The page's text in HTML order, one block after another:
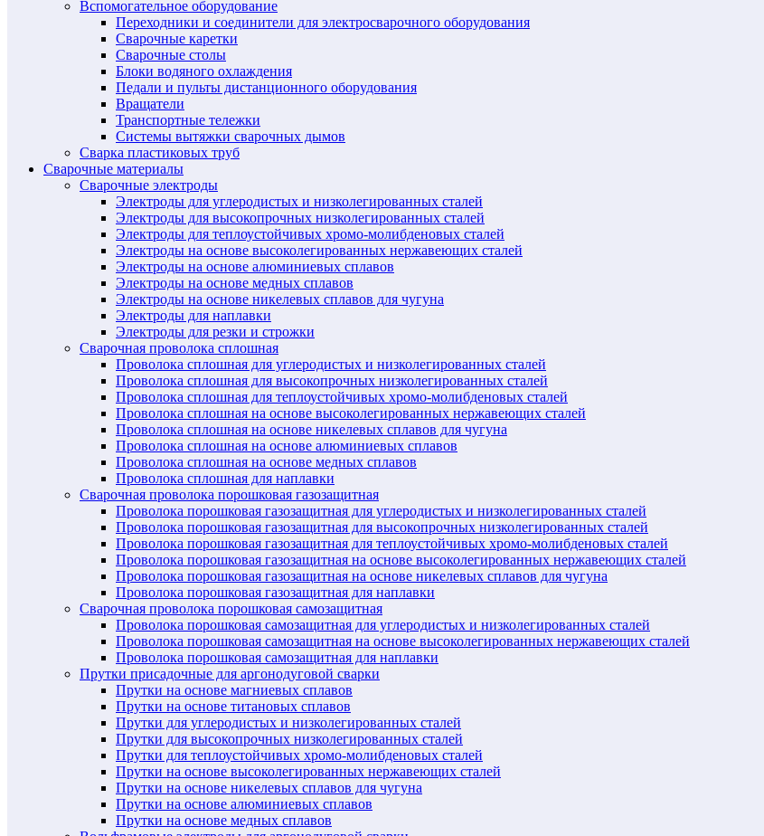
Вспомогательное оборудование
Переходники и соединители для электросварочного оборудования
Сварочные каретки
Сварочные столы
Блоки водяного охлаждения
Педали и пульты дистанционного оборудования
Вращатели
Транспортные тележки
Системы вытяжки сварочных дымов
Сварка пластиковых труб
Сварочные материалы
Сварочные электроды
Электроды для углеродистых и низколегированных сталей
Электроды для высокопрочных низколегированных сталей
Электроды для теплоустойчивых хромо-молибденовых сталей
Электроды на основе высоколегированных нержавеющих сталей
Электроды на основе алюминиевых сплавов
Электроды на основе медных сплавов
Электроды на основе никелевых сплавов для чугуна
Электроды для наплавки
Электроды для резки и строжки
Сварочная проволока сплошная
Проволока сплошная для углеродистых и низколегированных сталей
Проволока сплошная для высокопрочных низколегированных сталей
Проволока сплошная для теплоустойчивых хромо-молибденовых сталей
Проволока сплошная на основе высоколегированных нержавеющих сталей
Проволока сплошная на основе никелевых сплавов для чугуна
Проволока сплошная на основе алюминиевых сплавов
Проволока сплошная на основе медных сплавов
Проволока сплошная для наплавки
Сварочная проволока порошковая газозащитная
Проволока порошковая газозащитная для углеродистых и низколегированных сталей
Проволока порошковая газозащитная для высокопрочных низколегированных сталей
Проволока порошковая газозащитная для теплоустойчивых хромо-молибденовых сталей
Проволока порошковая газозащитная на основе высоколегированных нержавеющих сталей
Проволока порошковая газозащитная на основе никелевых сплавов для чугуна
Проволока порошковая газозащитная для наплавки
Сварочная проволока порошковая самозащитная
Проволока порошковая самозащитная для углеродистых и низколегированных сталей
Проволока порошковая самозащитная на основе высоколегированных нержавеющих сталей
Проволока порошковая самозащитная для наплавки
Прутки присадочные для аргонодуговой сварки
Прутки на основе магниевых сплавов
Прутки на основе титановых сплавов
Прутки для углеродистых и низколегированных сталей
Прутки для высокопрочных низколегированных сталей
Прутки для теплоустойчивых хромо-молибденовых сталей
Прутки на основе высоколегированных нержавеющих сталей
Прутки на основе никелевых сплавов для чугуна
Прутки на основе алюминиевых сплавов
Прутки на основе медных сплавов